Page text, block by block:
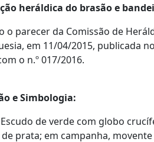
heráldica do brasão e
o parecer da Comissão de
em 11/04/2015, publicada
o n.º 017/2016.
e Simbologia:
Escudo de verde com globo
prata; em campanha,